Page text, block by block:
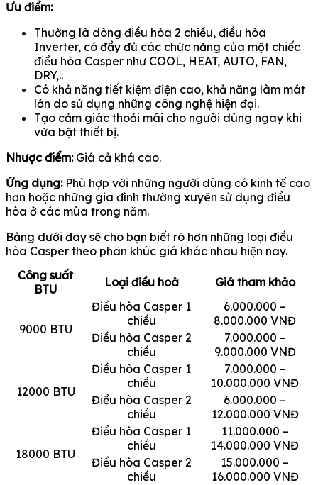
Ưu điểm:
Thường là dòng điều hòa 2 chiều, điều hòa
Inverter, có đầy đủ các chức năng của một chiếc
điều hòa Casper như COOL, HEAT, AUTO, FAN,
DRY,..
Có khả năng tiết kiệm điện cao, khả năng làm mát
lớn do sử dụng những công nghệ hiện đại.
Tạo cảm giác thoải mái cho người dùng ngay khi
vừa bật thiết bị.
Nhược điểm:Giá cả khá cao.
Ứng dụng:Phù hợp với những người dùng có kinh tế cao
hơn hoặc những gia đình thường xuyên sử dụng điều
hòa ở các mùa trong năm.
Bảng dưới đây sẽ cho bạn biết rõ hơn những loại điều
hòa Casper theo phân khúc giá khác nhau hiện nay.
Công suất
BTU
Loại điều hoà Giá tham khảo
9000 BTU
Điều hòa Casper 1
chiều
6.000.000 –
8.000.000 VNĐ
Điều hòa Casper 2
chiều
7.000.000 –
9.000.000 VNĐ
12000 BTU
Điều hòa Casper 1
chiều
7.000.000 –
10.000.000 VNĐ
Điều hòa Casper 2
chiều
6.000.000 –
12.000.000 VNĐ
18000 BTU
Điều hòa Casper 1
chiều
11.000.000 –
14.000.000 VNĐ
Điều hòa Casper 2
chiều
15.000.000 –
16.000.000 VNĐ